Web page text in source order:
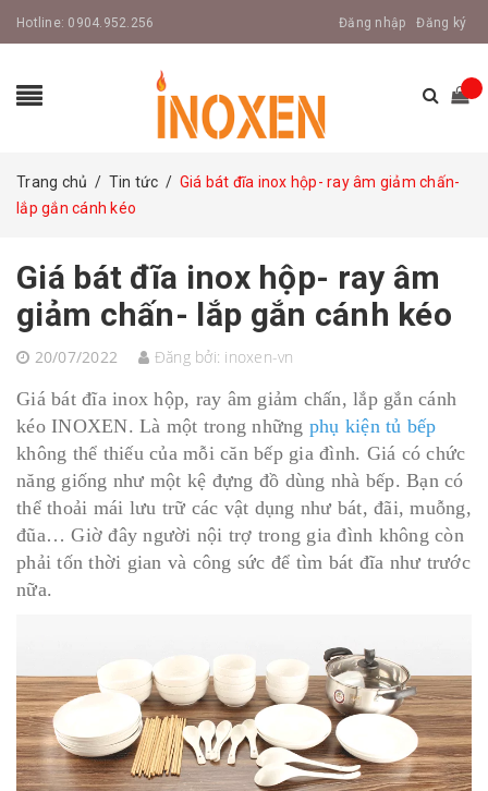
Hotline: 0904.952.256 Đăng nhập Đăng ký
Trang chủ / Tin tức / Giá bát đĩa inox hộp- ray âm giảm chấn-
lắp gắn cánh kéo
Giá bát đĩa inox hộp- ray âm
giảm chấn- lắp gắn cánh kéo
20/07/2022 Đăng bởi: inoxen-vn
Giá bát đĩa inox hộp, ray âm giảm chấn, lắp gắn cánh
kéo INOXEN. Là một trong những phụ kiện tủ bếp
không thể thiếu của mỗi căn bếp gia đình. Giá có chức
năng giống như một kệ đựng đồ dùng nhà bếp. Bạn có
thể thoải mái lưu trữ các vật dụng như bát, đãi, muỗng,
đũa… Giờ đây người nội trợ trong gia đình không còn
phải tốn thời gian và công sức để tìm bát đĩa như trước
nữa.